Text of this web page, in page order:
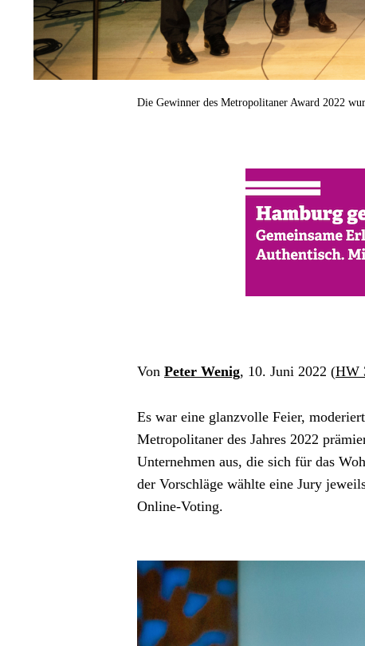
Die Gewinner des Metropolitaner Award 2022
Von Peter Wenig, 10. Juni 2022 (HW
Es war eine glanzvolle Feier,
Metropolitaner des Jahres 2022
Unternehmen aus, die sich für das
der Vorschläge wählte eine Jury
Online-Voting.